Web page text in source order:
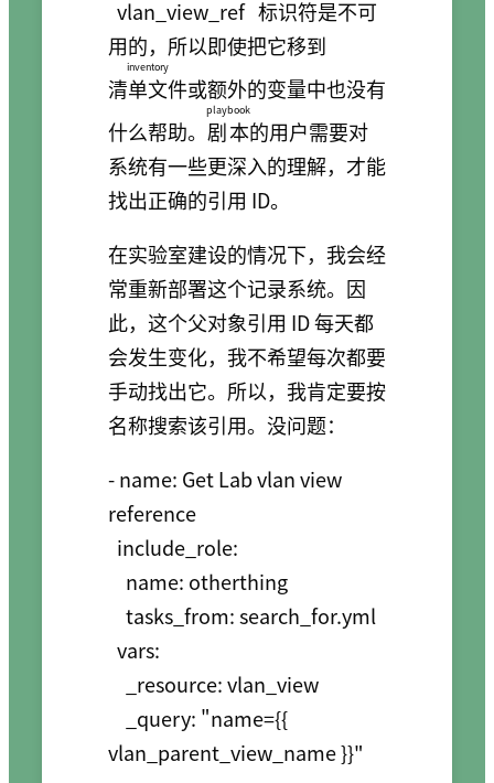
vlan_view_ref 标识符是不可
用的，所以即使把它移到
清单文件
inventory
或额外的变量中也没有
什么帮助。 剧本
playbook
的用户需要对
系统有一些更深入的理解，才能
找出正确的引用 ID。
在实验室建设的情况下，我会经
常重新部署这个记录系统。因
此，这个父对象引用 ID 每天都
会发生变化，我不希望每次都要
手动找出它。所以，我肯定要按
名称搜索该引用。没问题：
- name: Get Lab vlan view
reference
  include_role:
    name: otherthing
    tasks_from: search_for.yml
  vars:
    _resource: vlan_view
    _query: "name={{